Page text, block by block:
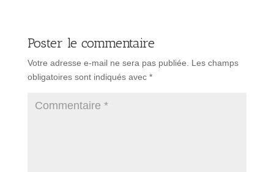
Poster le commentaire
Votre adresse e-mail ne sera pas publiée.
Les champs
obligatoires sont indiqués avec *